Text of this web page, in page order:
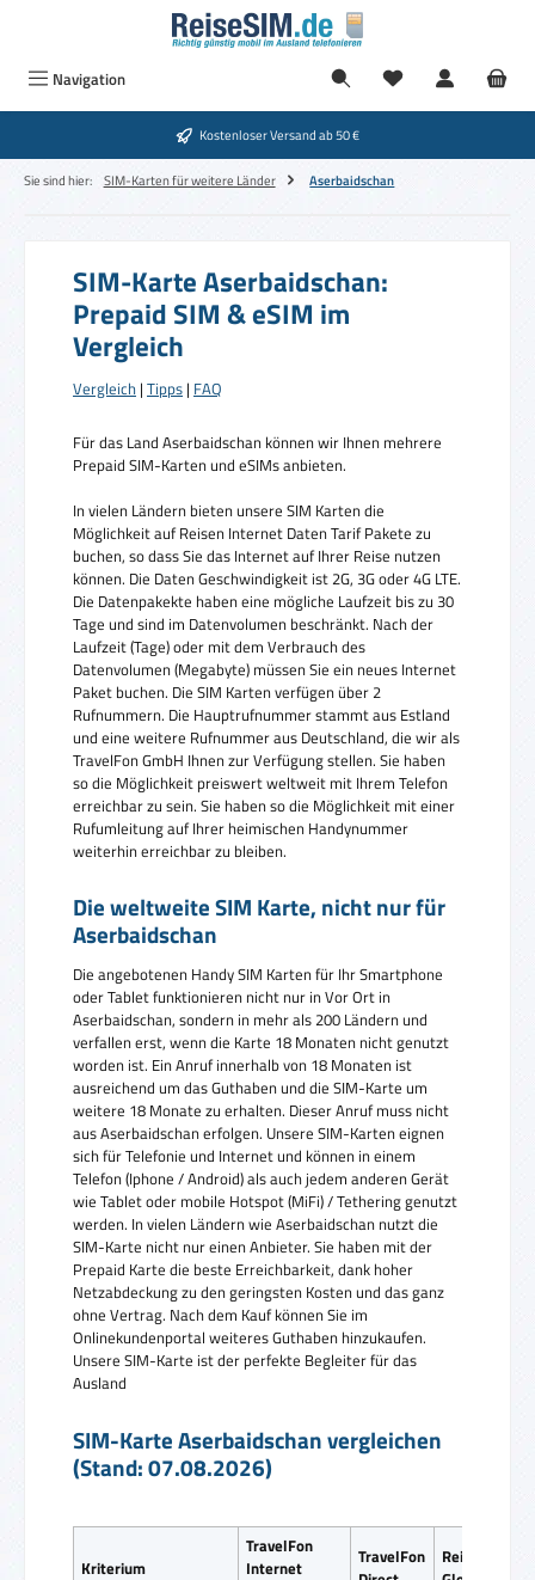
Zum Hauptinhalt springen
Navigation
Kostenloser Versand ab 50 €
Sie sind hier: SIM-Karten für weitere Länder Aserbaidschan
SIM-Karte Aserbaidschan:
Prepaid SIM & eSIM im
Vergleich
Vergleich | Tipps | FAQ
Für das Land Aserbaidschan können wir Ihnen mehrere
Prepaid SIM-Karten und eSIMs anbieten.
In vielen Ländern bieten unsere SIM Karten die
Möglichkeit auf Reisen Internet Daten Tarif Pakete zu
buchen, so dass Sie das Internet auf Ihrer Reise nutzen
können. Die Daten Geschwindigkeit ist 2G, 3G oder 4G LTE.
Die Datenpakekte haben eine mögliche Laufzeit bis zu 30
Tage und sind im Datenvolumen beschränkt. Nach der
Laufzeit (Tage) oder mit dem Verbrauch des
Datenvolumen (Megabyte) müssen Sie ein neues Internet
Paket buchen. Die SIM Karten verfügen über 2
Rufnummern. Die Hauptrufnummer stammt aus Estland
und eine weitere Rufnummer aus Deutschland, die wir als
TravelFon GmbH Ihnen zur Verfügung stellen. Sie haben
so die Möglichkeit preiswert weltweit mit Ihrem Telefon
erreichbar zu sein. Sie haben so die Möglichkeit mit einer
Rufumleitung auf Ihrer heimischen Handynummer
weiterhin erreichbar zu bleiben.
Die weltweite SIM Karte, nicht nur für
Aserbaidschan
Die angebotenen Handy SIM Karten für Ihr Smartphone
oder Tablet funktionieren nicht nur in Vor Ort in
Aserbaidschan, sondern in mehr als 200 Ländern und
verfallen erst, wenn die Karte 18 Monaten nicht genutzt
worden ist. Ein Anruf innerhalb von 18 Monaten ist
ausreichend um das Guthaben und die SIM-Karte um
weitere 18 Monate zu erhalten. Dieser Anruf muss nicht
aus Aserbaidschan erfolgen. Unsere SIM-Karten eignen
sich für Telefonie und Internet und können in einem
Telefon (Iphone / Android) als auch jedem anderen Gerät
wie Tablet oder mobile Hotspot (MiFi) / Tethering genutzt
werden. In vielen Ländern wie Aserbaidschan nutzt die
SIM-Karte nicht nur einen Anbieter. Sie haben mit der
Prepaid Karte die beste Erreichbarkeit, dank hoher
Netzabdeckung zu den geringsten Kosten und das ganz
ohne Vertrag. Nach dem Kauf können Sie im
Onlinekundenportal weiteres Guthaben hinzukaufen.
Unsere SIM-Karte ist der perfekte Begleiter für das
Ausland
SIM-Karte Aserbaidschan vergleichen
(Stand: 07.08.2026)
Kriterium
TravelFon
Internet
TravelFon
ReiseSIM